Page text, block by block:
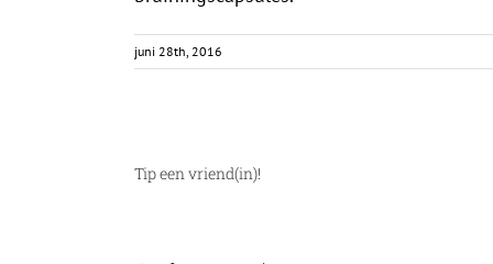
juni 28th, 2016
Tip een vriend(in)!